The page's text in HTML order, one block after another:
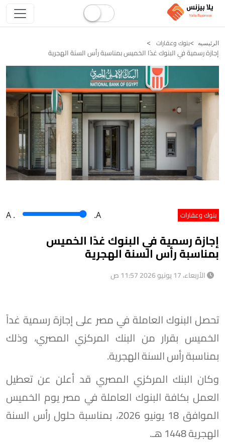
الرئيسيه بنوك وعقارات
إجازة رسمية في البنوك غدًا الخميس بمناسبة رأس السنة الهجرية
بنوك وعقارات A . .A
إجازة رسمية في البنوك غدًا الخميس
بمناسبة رأس السنة الهجرية
الأربعاء، 17 يونيو 2026 11:57 ص
تحصل البنوك العاملة في مصر على إجازة رسمية غداً
الخميس بقرار من البنك المركزي المصري، وذلك
بمناسبة رأس السنة الهجرية.
وكان البنك المركزي المصري قد أعلن عن تعطيل
العمل بكافة البنوك العاملة في مصر يوم الخميس
الموافق 18 يونيو 2026، بمناسبة حلول رأس السنة
الهجرية 1448 هـ.